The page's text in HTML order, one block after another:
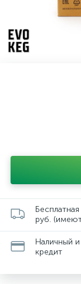
руб.
Наличный
кредит